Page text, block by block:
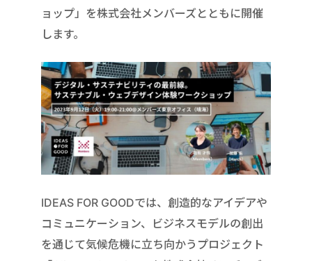
ョップ」を株式会社メンバーズとともに開催
します。
IDEAS FOR GOODでは、創造的なアイデアや
コミュニケーション、ビジネスモデルの創出
を通じて気候危機に立ち向かうプロジェクト